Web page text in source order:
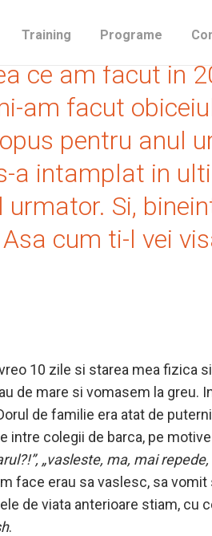
Training Programe
ca ai
ce am facut in
am facut
pentru anul
a intamplat in
Si,
cum ti-l vei
10 zile si starea mea fizica
de mare si vomasem la greu.
de familie era atat de
colegii de barca, pe
„vasleste, ma, mai
face erau sa vaslesc, sa
de viata anterioare stiam, cu
.